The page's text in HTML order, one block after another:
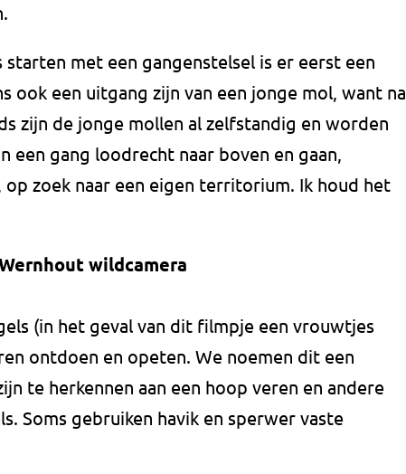
met een gangenstelsel is er eerst een
ook een uitgang zijn van een jonge mol, want na
zijn de jonge mollen al zelfstandig en worden
een gang loodrecht naar boven en gaan,
zoek naar een eigen territorium. Ik houd het
wildcamera
(in het geval van dit filmpje een vrouwtjes
ontdoen en opeten. We noemen dit een
te herkennen aan een hoop veren en andere
Soms gebruiken havik en sperwer vaste